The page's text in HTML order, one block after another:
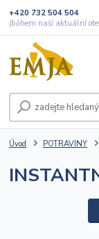
+420 732 504 504
(během naší aktuální
Úvod POTRAVINY